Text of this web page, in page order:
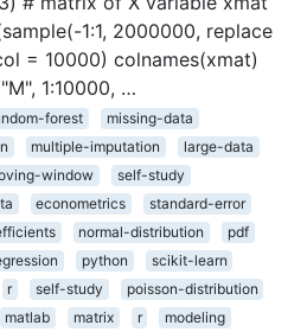
1:1, 2000000, replace
= 10000) colnames(xmat)
1:10000, …
forest
missing-data
multiple-imputation
large-data
window
self-study
econometrics
standard-error
normal-distribution
pdf
python
scikit-learn
r self-study
poisson-distribution
matlab matrix r
modeling